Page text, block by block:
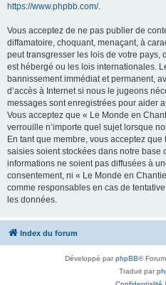
https://www.phpbb.com/.
Vous acceptez de ne pas publier de
diffamatoire, choquant, menaçant, à
peut transgresser les lois de votre pays,
est hébergé ou les lois internationales.
bannissement immédiat et permanent,
d’accès à Internet si nous le jugeons
messages sont enregistrées pour aider
Vous acceptez que « Le Monde en
verrouille n’importe quel sujet lorsque
En tant que membre, vous acceptez
saisies soient stockées dans notre base
informations ne soient pas diffusées à
consentement, ni « Le Monde en
comme responsables en cas de
les données.
Index du forum
Développé parphpBB®
Traduit par